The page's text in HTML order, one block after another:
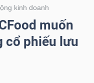
kinh doanh
muốn
cổ phiếu lưu